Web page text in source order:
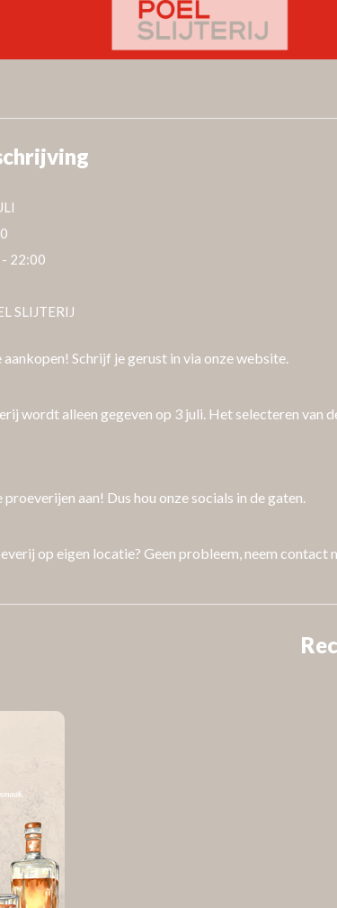
- 22:00
SLIJTERIJ
Schrijf je gerust in via onze website.
wordt alleen gegeven op 3 juli. Het selecteren van
aan! Dus hou onze socials in de gaten.
op eigen locatie? Geen probleem, neem contact